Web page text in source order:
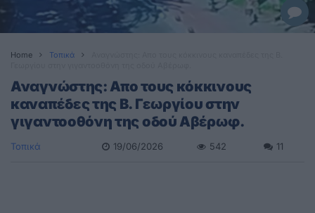
Home Τοπικά
Αναγνώστης: Απο τους κόκκινους
καναπέδες της Β. Γεωργίου στην
γιγαντοοθόνη της οδού Αβέρωφ.
Τοπικά 19/06/2026 542 11